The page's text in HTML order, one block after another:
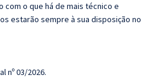
com o que há de mais técnico e
estarão sempre à sua disposição no
nº 03/2026.